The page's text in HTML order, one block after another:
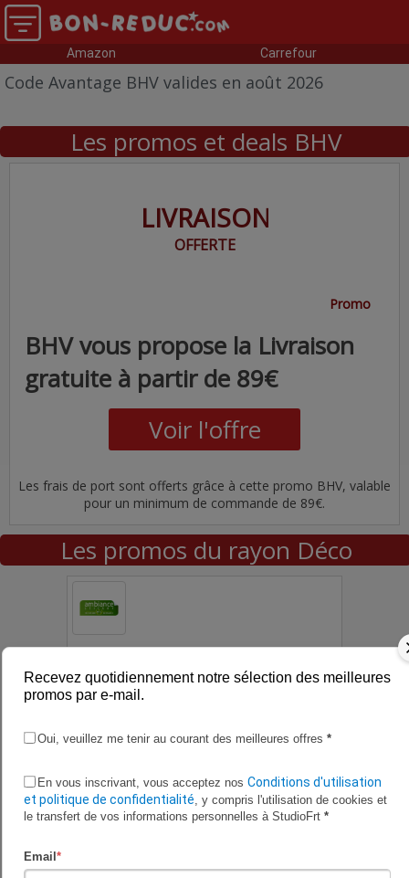
Amazon Carrefour
Code Avantage BHV valides en août 2026
Les promos et deals BHV
LIVRAISON
OFFERTE
Promo
BHV vous propose la Livraison
gratuite à partir de 89€
Voir l'offre
Les frais de port sont offerts grâce à cette promo BHV, valable
pour un minimum de commande de 89€.
Les promos du rayon Déco
Recevez quotidiennement notre sélection des meilleures
promos par e-mail.
Oui, veuillez me tenir au courant des meilleures offres *
En vous inscrivant, vous acceptez nos Conditions d'utilisation
et politique de confidentialité , y compris l'utilisation de cookies et
le transfert de vos informations personnelles à StudioFrt *
Email *